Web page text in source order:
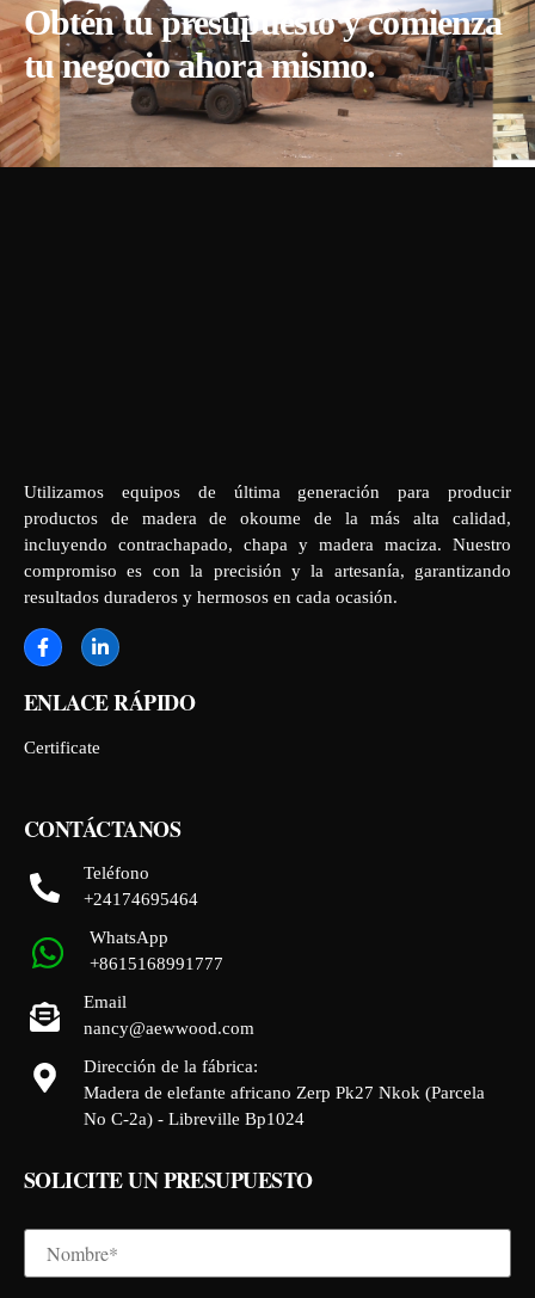
Obtén tu presupuesto y comienza
tu negocio ahora mismo.
Utilizamos equipos de última generación para producir
productos de madera de okoume de la más alta calidad,
incluyendo contrachapado, chapa y madera maciza. Nuestro
compromiso es con la precisión y la artesanía, garantizando
resultados duraderos y hermosos en cada ocasión.
ENLACE RÁPIDO
Certificate
CONTÁCTANOS
Teléfono
+24174695464
WhatsApp
+8615168991777
Email
nancy@aewwood.com
Dirección de la fábrica:
Madera de elefante africano Zerp Pk27 Nkok (Parcela
No C-2a) - Libreville Bp1024
SOLICITE UN PRESUPUESTO